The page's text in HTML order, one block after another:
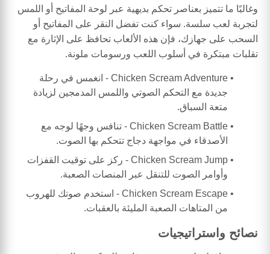
وغالبًا ما تتميز بعناصر تحكم بديهية عبر لوحة المفاتيح أو اللمس
لتجربة لعب سلسة. سواء كنت تفضل النقر على المفاتيح أو
السحب على جهازك، فإن هذه الألعاب تحافظ على الإثارة مع
تقلبات مبتكرة في أسلوب اللعب ورسومات ملونة.
Chicken Scream Adventure - انغمس في رحلة
جديدة مع التحكم الصوتي واللمس المدمجين لزيادة
متعة السباق.
Chicken Scream Battle - تنافس وجهًا لوجه مع
الأصدقاء في مواجهة دجاج تتحكم بها الصوت.
Chicken Scream Jump - ركز على توقيت القفزات
وأوامر الصوت للتنقل عبر المنصات الصعبة.
Chicken Scream Escape - استخدم صوتك للهروب
من المتاهات الصعبة المليئة بالعقبات.
نصائح واستراتيجيات